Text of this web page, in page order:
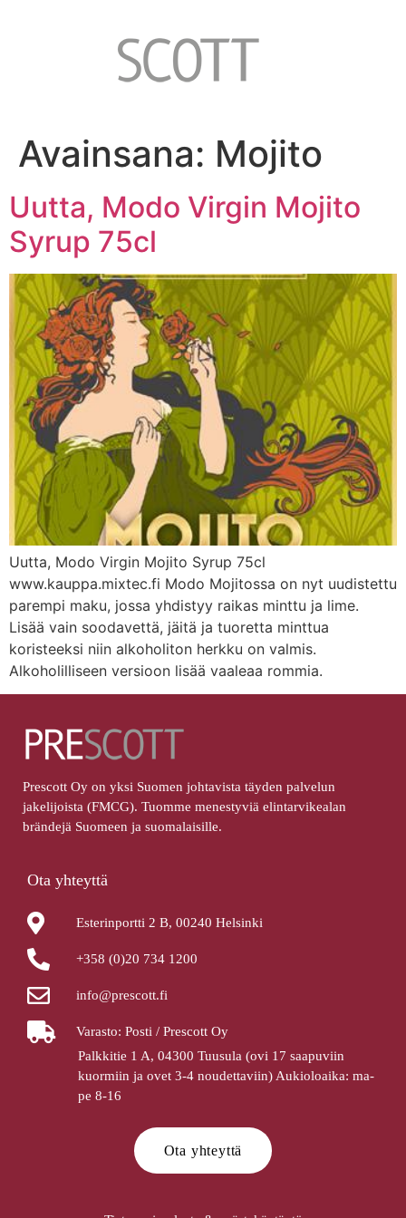
Avainsana: Mojito
Uutta, Modo Virgin Mojito
Syrup 75cl
Uutta, Modo Virgin Mojito Syrup 75cl
www.kauppa.mixtec.fi Modo Mojitossa on nyt uudistettu
parempi maku, jossa yhdistyy raikas minttu ja lime.
Lisää vain soodavettä, jäitä ja tuoretta minttua
koristeeksi niin alkoholiton herkku on valmis.
Alkoholilliseen versioon lisää vaaleaa rommia.
Prescott Oy on yksi Suomen johtavista täyden palvelun
jakelijoista (FMCG). Tuomme menestyviä elintarvikealan
brändejä Suomeen ja suomalaisille.
Ota yhteyttä
Esterinportti 2 B, 00240 Helsinki
+358 (0)20 734 1200
info@prescott.fi
Varasto: Posti / Prescott Oy
Palkkitie 1 A, 04300 Tuusula (ovi 17 saapuviin
kuormiin ja ovet 3-4 noudettaviin) Aukioloaika: ma-
pe 8-16
Ota yhteyttä